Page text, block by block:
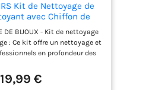
Kit de Nettoyage de
avec Chiffon de
Or et Argent | Solution
Liquide pour Pierres
DE BIJOUX - Kit de nettoyage
: Ce kit offre un nettoyage et
en profondeur des
délicat spécialement
en douceur la saleté, l'huile
19,99 €